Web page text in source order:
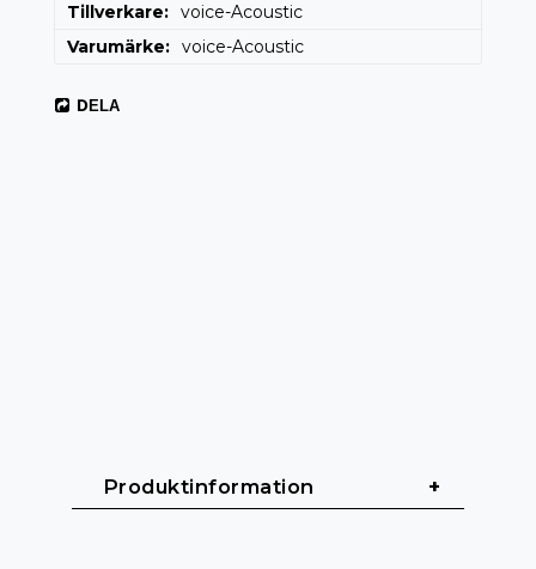
Tillverkare
voice-Acoustic
Varumärke
voice-Acoustic
DELA
Produktinformation